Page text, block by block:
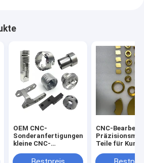
OEM CNC-
Sonderanfertigungen,
kleine CNC-
Aluminium, Fräsen
CNC-
Teile für
Titan